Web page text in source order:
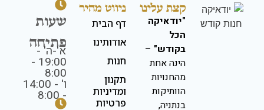
קצת עלינו
"יודאיקה
הכל
בקודש" –
הינה אחת
מהחנויות
הוותיקות
בנתניה,
ניווט מהיר
דף הבית
אודותינו
חנות
תקנון
ומדיניות
פרטיות
שעות
פתיחה
א'-ה' -
19:00 -
8:00
ו' - 14:00
- 8:00